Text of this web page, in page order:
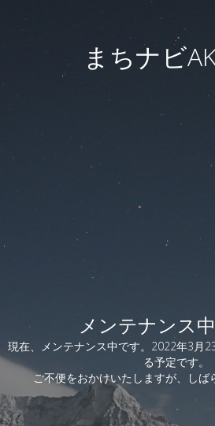
まちナビ
メンテナンス中
現在、メンテナンス中です。2022年3月
る予定です。
ご不便をおかけいたしますが、しば